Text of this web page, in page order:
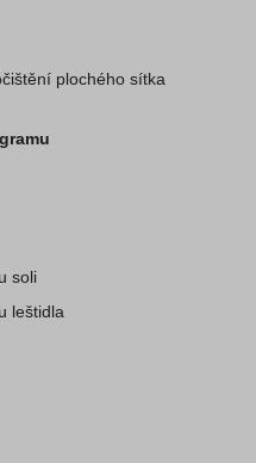
plochého sítka
soli
leštidla